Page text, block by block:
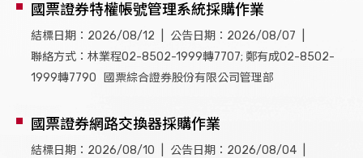
國票證券特權帳號管理系統採購作業
結標日期：2026/08/12
公告日期：2026/08/07
聯絡方式：林業程02-8502-1999轉7707; 鄭有成02-8502-
1999轉7790 國票綜合證券股份有限公司管理部
國票證券網路交換器採購作業
結標日期：2026/08/10
公告日期：2026/08/04